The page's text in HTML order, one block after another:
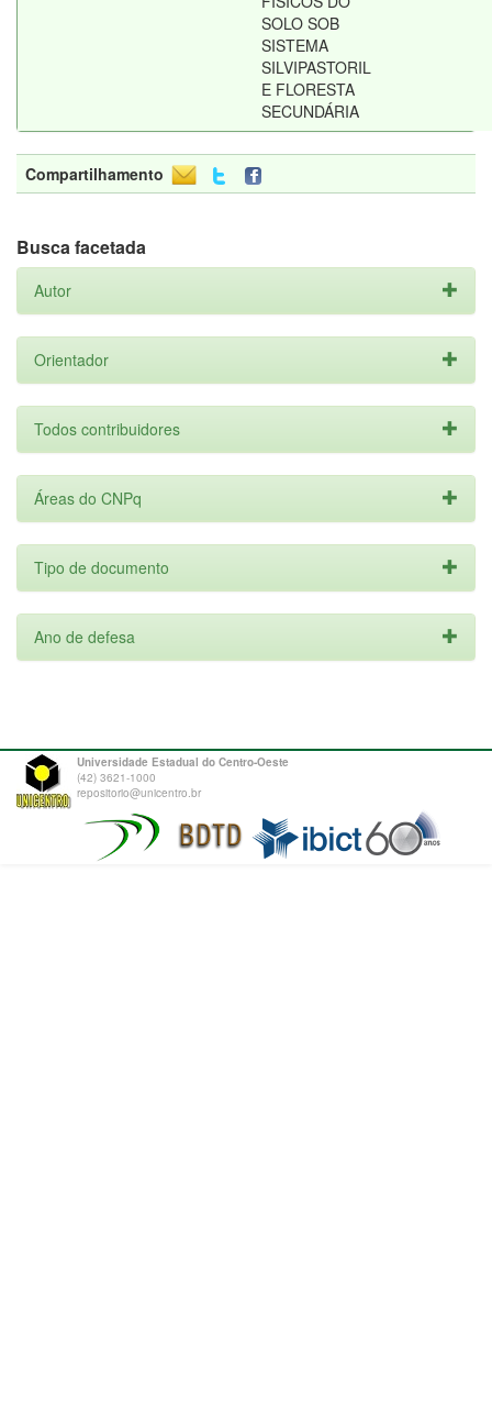
SOLO SOB
SISTEMA
SILVIPASTORIL
E FLORESTA
SECUNDÁRIA
Compartilhamento
Busca facetada
Autor
Orientador
Todos contribuidores
Áreas do CNPq
Tipo de documento
Ano de defesa
Universidade Estadual do Centro-Oeste
(42) 3621-1000
repositorio@unicentro.br